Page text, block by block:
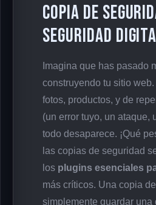
Copia de
Seguridad
Imagina que has pasado
construyendo tu sitio
fotos, productos, y de
(un error tuyo, un ataque,
todo desaparece. ¡Qué
las copias de seguridad
los plugins esenciales
más críticos. Una copia
simplemente guardar una